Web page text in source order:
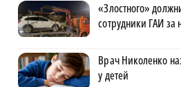
«Злостного»
сотрудники ГАИ за
Врач Николенко
у детей